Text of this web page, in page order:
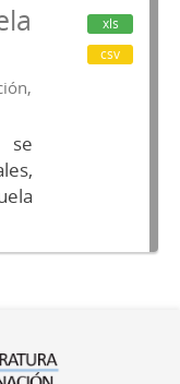
se
xls
csv